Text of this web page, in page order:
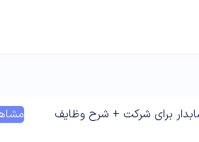
برای شرکت + شرح وظایف